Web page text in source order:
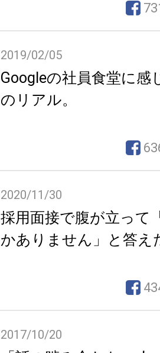
2019/02/05
Googleの社員食堂に感
のリアル。
2020/11/30
採用面接で腹が立って
かありません」と答え
2017/10/20